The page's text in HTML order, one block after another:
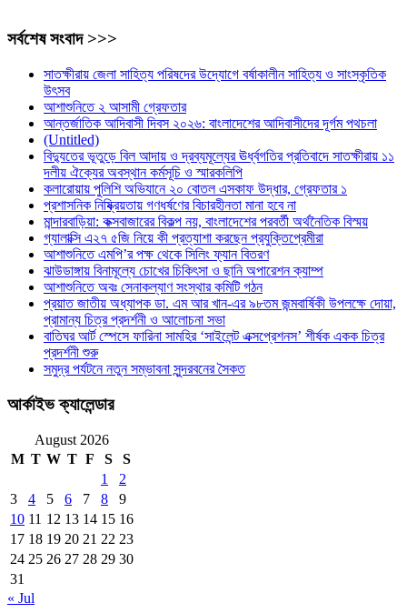
সর্বশেষ সংবাদ >>>
সাতক্ষীরায় জেলা সাহিত্য পরিষদের উদ্যোগে বর্ষাকালীন সাহিত্য ও সাংস্কৃতিক
উৎসব
আশাশুনিতে ২ আসামী গ্রেফতার
আন্তর্জাতিক আদিবাসী দিবস ২০২৬: বাংলাদেশের আদিবাসীদের দূর্গম পথচলা
(Untitled)
বিদ্যুতের ভূতুড়ে বিল আদায় ও দ্রব্যমূল্যের ঊর্ধ্বগতির প্রতিবাদে সাতক্ষীরায় ১১
দলীয় ঐক্যের অবস্থান কর্মসূচি ও স্মারকলিপি
কলারোয়ায় পুলিশি অভিযানে ২০ বোতল এসকাফ উদ্ধার, গ্রেফতার ১
প্রশাসনিক নিষ্ক্রিয়তায় গণধর্ষণের বিচারহীনতা মানা হবে না
মান্দারবাড়িয়া: কক্সবাজারের বিকল্প নয়, বাংলাদেশের পরবর্তী অর্থনৈতিক বিস্ময়
গ্যালাক্সি এ২৭ ৫জি নিয়ে কী প্রত্যাশা করছেন প্রযুক্তিপ্রেমীরা
আশাশুনিতে এমপি’র পক্ষ থেকে সিলিং ফ্যান বিতরণ
ঝাউডাঙ্গায় বিনামূল্যে চোখের চিকিৎসা ও ছানি অপারেশন ক্যাম্প
আশাশুনিতে অবঃ সেনাকল্যাণ সংস্থার কমিটি গঠন
প্রয়াত জাতীয় অধ্যাপক ডা. এম আর খান-এর ৯৮তম জন্মবার্ষিকী উপলক্ষে দোয়া,
প্রামান্য চিত্র প্রদর্শনী ও আলোচনা সভা
বাতিঘর আর্ট স্পেসে ফারিনা সামহির ‘সাইলেন্ট এক্সপ্রেশনস’ শীর্ষক একক চিত্র
প্রদর্শনী শুরু
সমুদ্র পর্যটনে নতুন সম্ভাবনা সুন্দরবনের সৈকত
আর্কাইভ ক্যালেন্ডার
August 2026
M T W T F S
S
1
2
3
4 5 6 7 8
9
10 11 12 13 14 15 16
17 18 19 20 21 22 23
24 25 26 27 28 29 30
31
« Jul